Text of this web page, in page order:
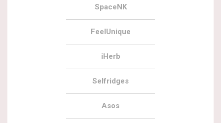
SpaceNK
FeelUnique
iHerb
Selfridges
Asos